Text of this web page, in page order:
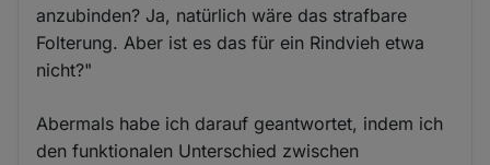
anzubinden? Ja, natürlich wäre das strafbare
Folterung. Aber ist es das für ein Rindvieh etwa
nicht?"
Abermals habe ich darauf geantwortet, indem ich
den funktionalen Unterschied zwischen